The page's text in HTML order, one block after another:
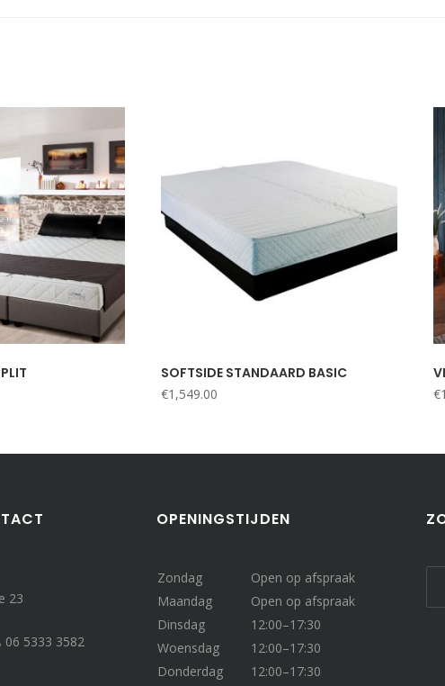
SOFTSIDE STANDAARD BASIC
€1,549.00 €
23
06 5333 3582
OPENINGSTIJDEN
Zondag
Open op afspraak
Maandag
Open op afspraak
Dinsdag
12:00–17:30
Woensdag
12:00–17:30
Donderdag
12:00–17:30